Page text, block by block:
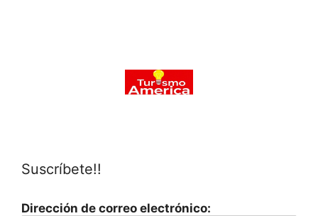
Suscríbete!!
Dirección de correo electrónico: